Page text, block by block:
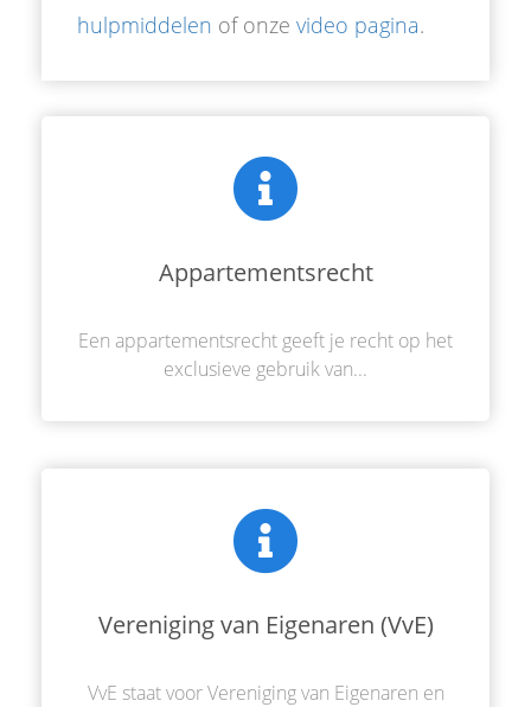
hulpmiddelen of onze video pagina.
Appartementsrecht
Een appartementsrecht geeft je recht op het
exclusieve gebruik van...
Vereniging van Eigenaren (VvE)
VvE staat voor Vereniging van Eigenaren en